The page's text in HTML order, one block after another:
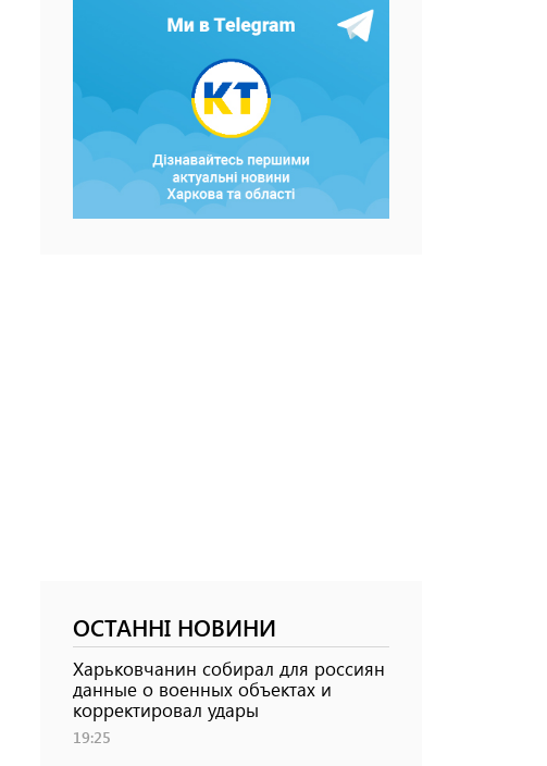
ОСТАННІ НОВИНИ
Харьковчанин собирал для россиян
данные о военных объектах и ​​
корректировал удары
19:25